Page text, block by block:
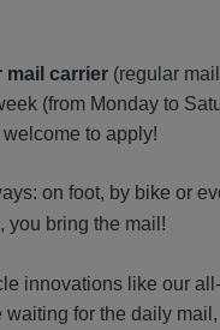
mail carrier (regular
(from Monday to
to apply!
on foot, by bike or
you bring the mail!
innovations like our
for the daily